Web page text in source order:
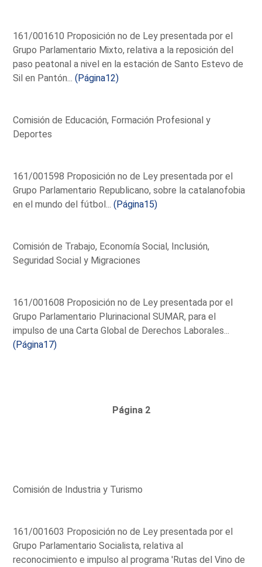
161/001610 Proposición no de Ley presentada por el
Grupo Parlamentario Mixto, relativa a la reposición del
paso peatonal a nivel en la estación de Santo Estevo de
Sil en Pantón...(Página12)
Comisión de Educación, Formación Profesional y
Deportes
161/001598 Proposición no de Ley presentada por el
Grupo Parlamentario Republicano, sobre la catalanofobia
en el mundo del fútbol...(Página15)
Comisión de Trabajo, Economía Social, Inclusión,
Seguridad Social y Migraciones
161/001608 Proposición no de Ley presentada por el
Grupo Parlamentario Plurinacional SUMAR, para el
impulso de una Carta Global de Derechos Laborales...
(Página17)
Página 2
Comisión de Industria y Turismo
161/001603 Proposición no de Ley presentada por el
Grupo Parlamentario Socialista, relativa al
reconocimiento e impulso al programa 'Rutas del Vino de